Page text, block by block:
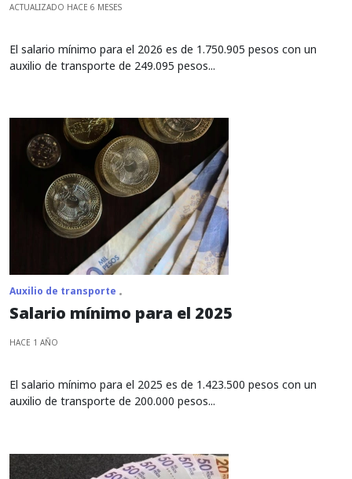
ACTUALIZADO HACE 6 MESES
El salario mínimo para el 2026 es de 1.750.905 pesos con un
auxilio de transporte de 249.095 pesos...
Auxilio de transporte
Salario mínimo para el 2025
HACE 1 AÑO
El salario mínimo para el 2025 es de 1.423.500 pesos con un
auxilio de transporte de 200.000 pesos...